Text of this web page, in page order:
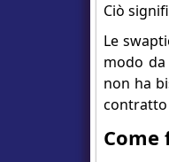
Ciò
Le
modo
non ha
contratto
Come